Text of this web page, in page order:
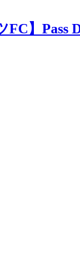
FC】Pass